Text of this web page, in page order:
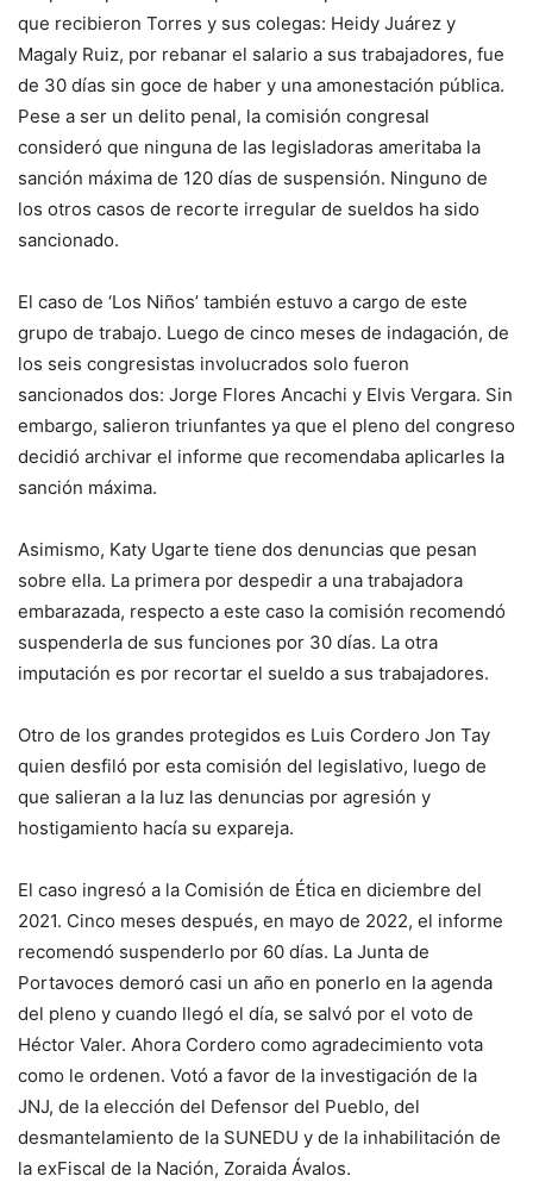
que recibieron Torres y sus colegas: Heidy Juárez y
Magaly Ruiz, por rebanar el salario a sus trabajadores, fue
de 30 días sin goce de haber y una amonestación pública.
Pese a ser un delito penal, la comisión congresal
consideró que ninguna de las legisladoras ameritaba la
sanción máxima de 120 días de suspensión. Ninguno de
los otros casos de recorte irregular de sueldos ha sido
sancionado.
El caso de ‘Los Niños’ también estuvo a cargo de este
grupo de trabajo. Luego de cinco meses de indagación, de
los seis congresistas involucrados solo fueron
sancionados dos: Jorge Flores Ancachi y Elvis Vergara. Sin
embargo, salieron triunfantes ya que el pleno del congreso
decidió archivar el informe que recomendaba aplicarles la
sanción máxima.
Asimismo, Katy Ugarte tiene dos denuncias que pesan
sobre ella. La primera por despedir a una trabajadora
embarazada, respecto a este caso la comisión recomendó
suspenderla de sus funciones por 30 días. La otra
imputación es por recortar el sueldo a sus trabajadores.
Otro de los grandes protegidos es Luis Cordero Jon Tay
quien desfiló por esta comisión del legislativo, luego de
que salieran a la luz las denuncias por agresión y
hostigamiento hacía su expareja.
El caso ingresó a la Comisión de Ética en diciembre del
2021. Cinco meses después, en mayo de 2022, el informe
recomendó suspenderlo por 60 días. La Junta de
Portavoces demoró casi un año en ponerlo en la agenda
del pleno y cuando llegó el día, se salvó por el voto de
Héctor Valer. Ahora Cordero como agradecimiento vota
como le ordenen. Votó a favor de la investigación de la
JNJ, de la elección del Defensor del Pueblo, del
desmantelamiento de la SUNEDU y de la inhabilitación de
la exFiscal de la Nación, Zoraida Ávalos.